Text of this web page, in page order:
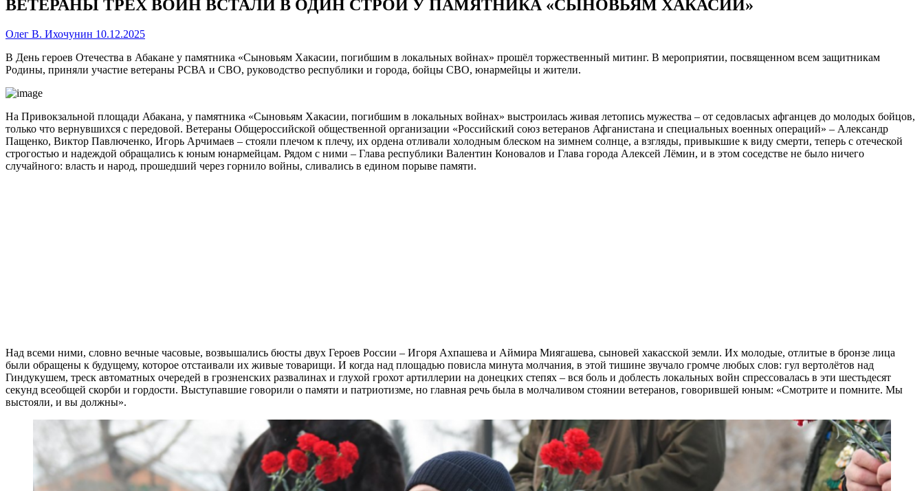
ВЕТЕРАНЫ ТРЕХ ВОЙН ВСТАЛИ В ОДИН СТРОЙ У ПАМЯТНИКА «СЫНОВЬЯМ ХАКАСИИ»
Олег В. Ихочунин 10.12.2025
В День героев Отечества в Абакане у памятника «Сыновьям Хакасии, погибшим в локальных войнах» прошёл торжественный митинг. В мероприятии, посвященном всем защитникам
Родины, приняли участие ветераны РСВА и СВО, руководство республики и города, бойцы СВО, юнармейцы и жители.
На Привокзальной площади Абакана, у памятника «Сыновьям Хакасии, погибшим в локальных войнах» выстроилась живая летопись мужества – от седовласых афганцев до молодых бойцов,
только что вернувшихся с передовой. Ветераны Общероссийской общественной организации «Российский союз ветеранов Афганистана и специальных военных операций» – Александр
Пащенко, Виктор Павлюченко, Игорь Арчимаев – стояли плечом к плечу, их ордена отливали холодным блеском на зимнем солнце, а взгляды, привыкшие к виду смерти, теперь с отеческой
строгостью и надеждой обращались к юным юнармейцам. Рядом с ними – Глава республики Валентин Коновалов и Глава города Алексей Лёмин, и в этом соседстве не было ничего
случайного: власть и народ, прошедший через горнило войны, сливались в едином порыве памяти.
Над всеми ними, словно вечные часовые, возвышались бюсты двух Героев России – Игоря Ахпашева и Аймира Миягашева, сыновей хакасской земли. Их молодые, отлитые в бронзе лица
были обращены к будущему, которое отстаивали их живые товарищи. И когда над площадью повисла минута молчания, в этой тишине звучало громче любых слов: гул вертолётов над
Гиндукушем, треск автоматных очередей в грозненских развалинах и глухой грохот артиллерии на донецких степях – вся боль и доблесть локальных войн спрессовалась в эти шестьдесят
секунд всеобщей скорби и гордости. Выступавшие говорили о памяти и патриотизме, но главная речь была в молчаливом стоянии ветеранов, говорившей юным: «Смотрите и помните. Мы
выстояли, и вы должны».